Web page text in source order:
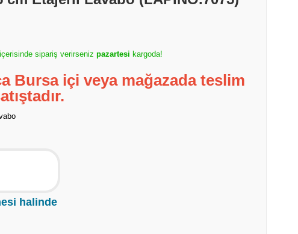
içerisinde sipariş verirseniz pazartesi kargoda!
Bursa içi veya mağazada teslim
halinde